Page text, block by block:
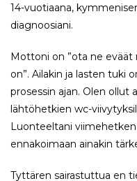
14-vuotiaana,
diagnoosiani.
Mottoni on ”ota ne eväät
on”. Ailakin ja lasten tuki
prosessin ajan. Olen ollut
lähtöhetkien wc-
Luonteeltani
ennakoimaan ainakin
Tyttären sairastuttua en